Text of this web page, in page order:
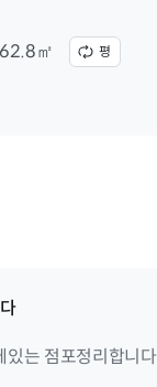
㎡ 평
있는 점포정리합니다